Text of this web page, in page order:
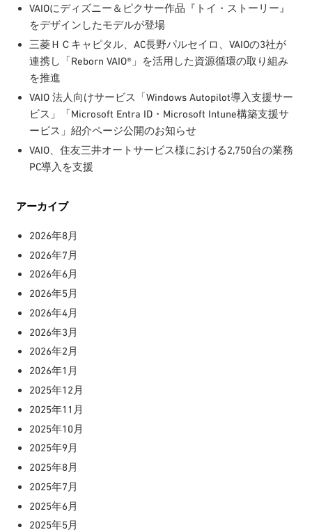
VAIOにディズニー＆ピクサー作品『トイ・ストーリー』
をデザインしたモデルが登場
三菱ＨＣキャピタル、AC長野パルセイロ、VAIOの3社が
連携し「Reborn VAIO®」を活用した資源循環の取り組み
を推進
VAIO 法人向けサービス「Windows Autopilot導入支援サー
ビス」「Microsoft Entra ID・Microsoft Intune構築支援サ
ービス」紹介ページ公開のお知らせ
VAIO、住友三井オートサービス様における2,750台の業務
PC導入を支援
アーカイブ
2026年8月
2026年7月
2026年6月
2026年5月
2026年4月
2026年3月
2026年2月
2026年1月
2025年12月
2025年11月
2025年10月
2025年9月
2025年8月
2025年7月
2025年6月
2025年5月